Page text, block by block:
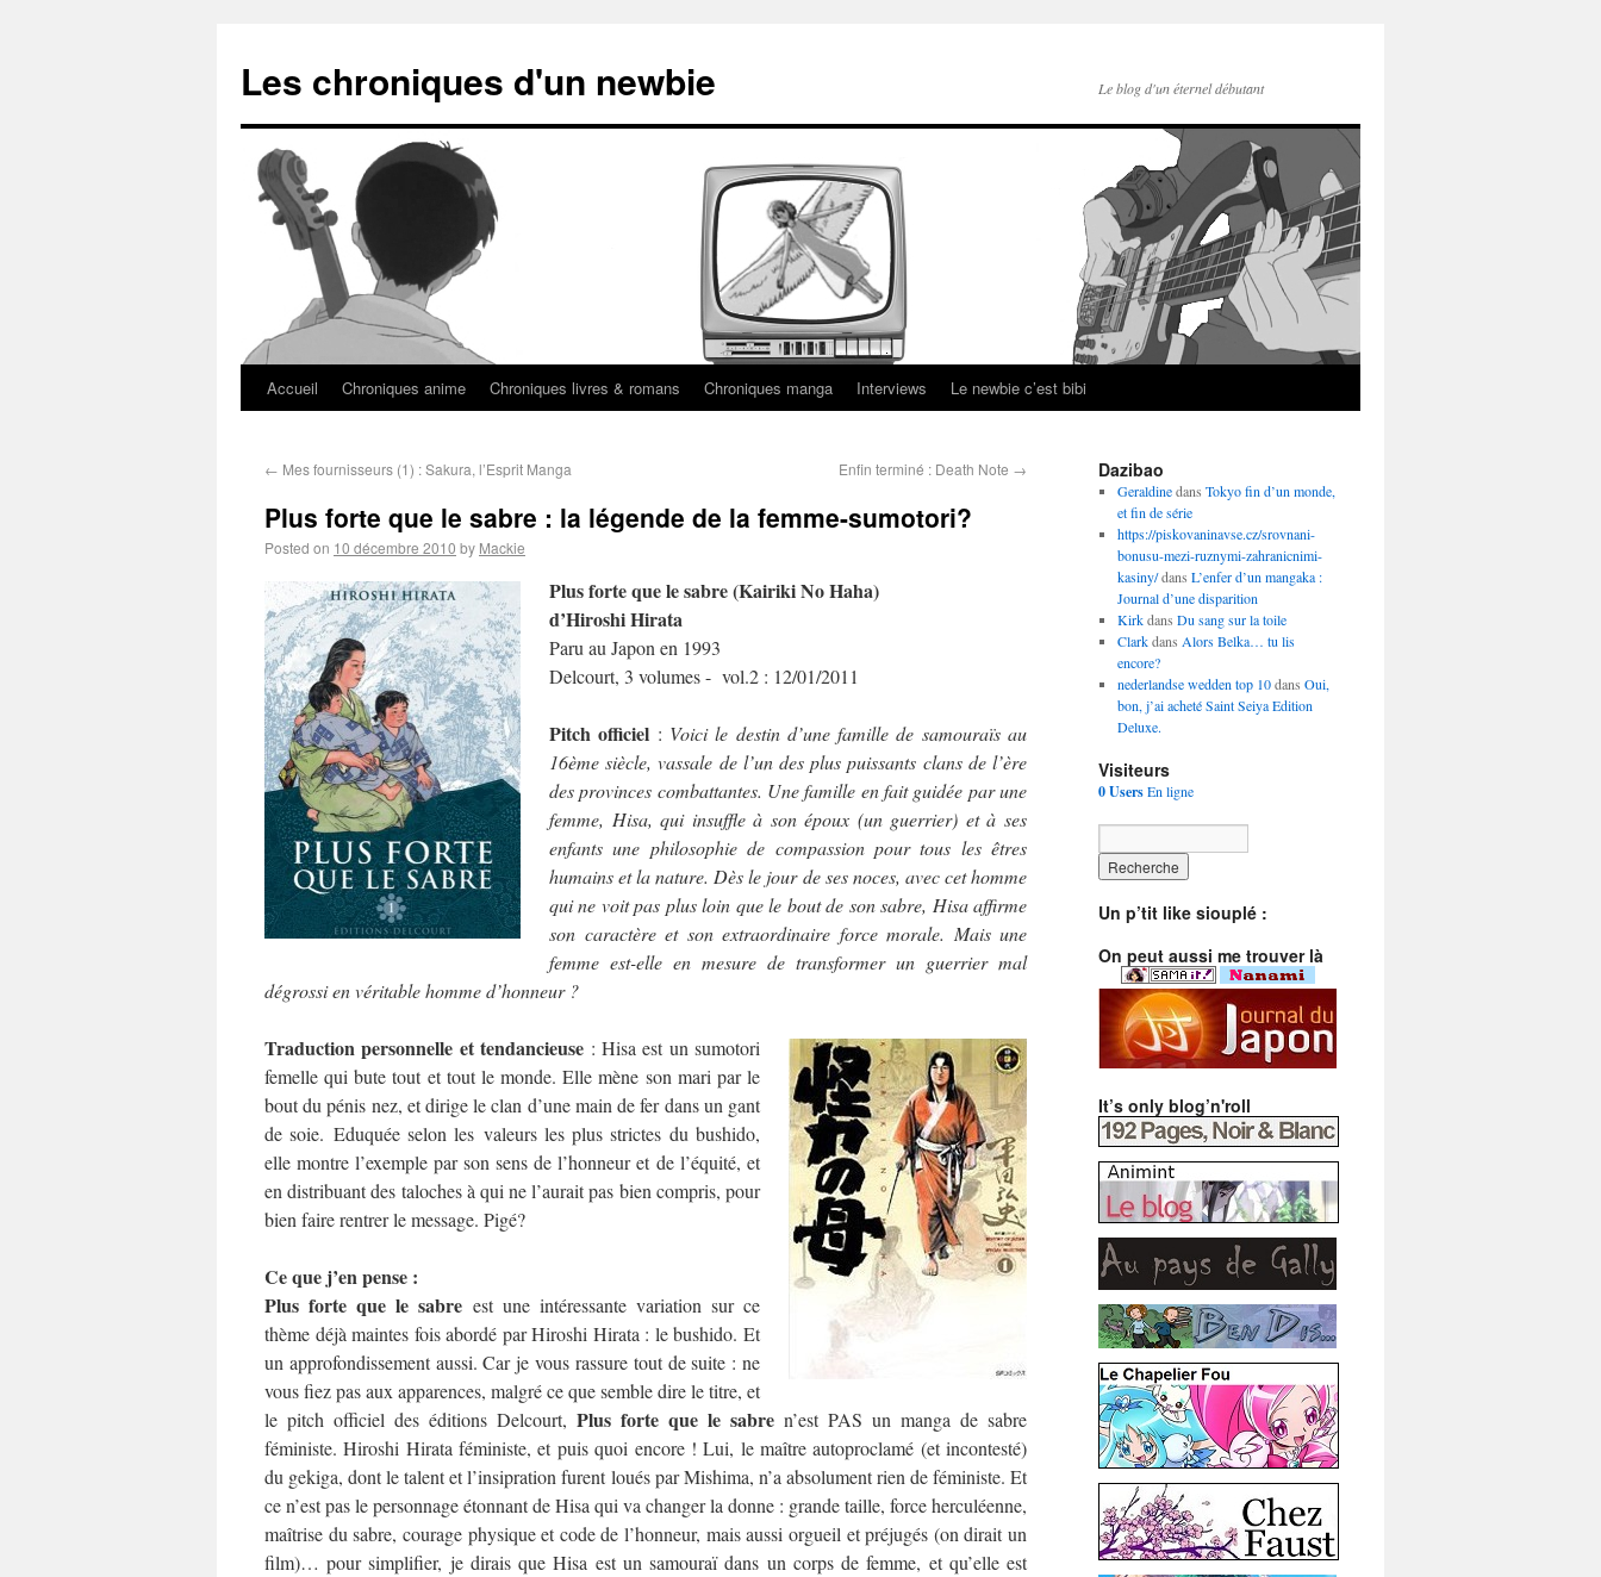
Les chroniques d'un newbie Le blog d'un éternel débutant
Accueil Chroniques anime Chroniques livres & romans Chroniques manga Interviews Le newbie c’est bibi
← Mes fournisseurs (1) : Sakura, l’Esprit Manga Enfin terminé : Death Note →
Plus forte que le sabre : la légende de la femme-sumotori?
Posted on 10 décembre 2010 by Mackie
Plus forte que le sabre (Kairiki No Haha)
d’Hiroshi Hirata
Paru au Japon en 1993
Delcourt, 3 volumes - vol.2 : 12/01/2011
Pitch officiel : Voici le destin d’une famille de samouraïs au
16ème siècle, vassale de l’un des plus puissants clans de l’ère
des provinces combattantes. Une famille en fait guidée par une
femme, Hisa, qui insuffle à son époux (un guerrier) et à ses
enfants une philosophie de compassion pour tous les êtres
humains et la nature. Dès le jour de ses noces, avec cet homme
qui ne voit pas plus loin que le bout de son sabre, Hisa affirme
son caractère et son extraordinaire force morale. Mais une
femme est-elle en mesure de transformer un guerrier mal
dégrossi en véritable homme d’honneur ?
Traduction personnelle et tendancieuse : Hisa est un sumotori
femelle qui bute tout et tout le monde. Elle mène son mari par le
bout du pénis nez, et dirige le clan d’une main de fer dans un gant
de soie. Eduquée selon les valeurs les plus strictes du bushido,
elle montre l’exemple par son sens de l’honneur et de l’équité, et
en distribuant des taloches à qui ne l’aurait pas bien compris, pour
bien faire rentrer le message. Pigé?
Ce que j’en pense :
Plus forte que le sabre est une intéressante variation sur ce
thème déjà maintes fois abordé par Hiroshi Hirata : le bushido. Et
un approfondissement aussi. Car je vous rassure tout de suite : ne
vous fiez pas aux apparences, malgré ce que semble dire le titre, et
le pitch officiel des éditions Delcourt, Plus forte que le sabre n’est PAS un manga de sabre
féministe. Hiroshi Hirata féministe, et puis quoi encore ! Lui, le maître autoproclamé (et incontesté)
du gekiga, dont le talent et l’insipration furent loués par Mishima, n’a absolument rien de féministe. Et
ce n’est pas le personnage étonnant de Hisa qui va changer la donne : grande taille, force herculéenne,
maîtrise du sabre, courage physique et code de l’honneur, mais aussi orgueil et préjugés (on dirait un
film)… pour simplifier, je dirais que Hisa est un samouraï dans un corps de femme, et qu’elle est
Dazibao
Geraldinedans Tokyo fin d’un monde,
et fin de série
https://piskovaninavse.cz/srovnani-
bonusu-mezi-ruznymi-zahranicnimi-
kasiny/dans L’enfer d’un mangaka :
Journal d’une disparition
Kirkdans Du sang sur la toile
Clarkdans Alors Belka… tu lis
encore?
nederlandse wedden top 10dans Oui,
bon, j’ai acheté Saint Seiya Edition
Deluxe.
Visiteurs
0 UsersEn ligne
Un p’tit like siouplé :
On peut aussi me trouver là
It’s only blog’n'roll